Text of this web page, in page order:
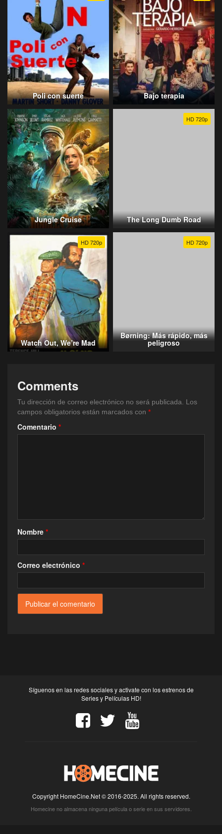
Poli con suerte Bajo terapia
Jungle Cruise
HD 720p
The Long Dumb Road
HD 720p
Watch Out, We’re Mad
HD 720p
Børning: Más rápido, más
peligroso
Comments
Tu dirección de correo electrónico no será publicada.
Los
campos obligatorios están marcados con *
Comentario *
Nombre *
Correo electrónico *
Síguenos en las redes sociales y activate con los estrenos de
Series y Películas HD!
Copyright HomeCine.Net © 2016-2025. All rights reserved.
Homecine no almacena ninguna película o serie en sus servidores.